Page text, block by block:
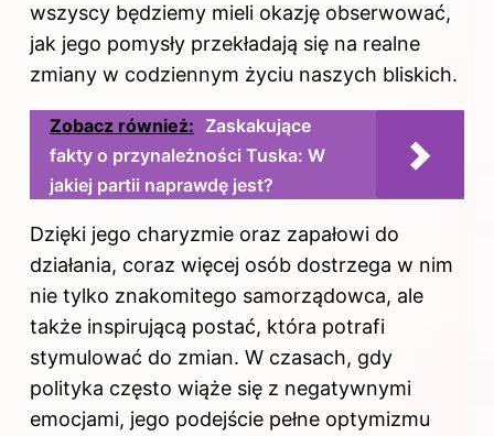
wszyscy będziemy mieli okazję obserwować,
jak jego pomysły przekładają się na realne
zmiany w codziennym życiu naszych bliskich.
Zobacz również: Zaskakujące
fakty o przynależności Tuska: W
jakiej partii naprawdę jest?
Dzięki jego charyzmie oraz zapałowi do
działania, coraz więcej osób dostrzega w nim
nie tylko znakomitego samorządowca, ale
także inspirującą postać, która potrafi
stymulować do zmian. W czasach, gdy
polityka często wiąże się z negatywnymi
emocjami, jego podejście pełne optymizmu